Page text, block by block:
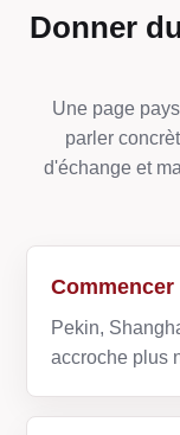
Donner
Une page
parler
d'échange et
Pekin,
accroche plus